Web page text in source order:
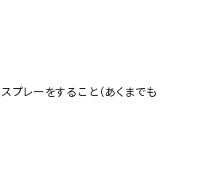
プレーをすること（あくまでも